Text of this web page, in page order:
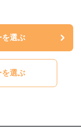
選ぶ
を選ぶ